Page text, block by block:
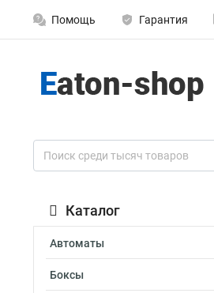
Помощь Гарантия
Каталог
Автоматы
Боксы